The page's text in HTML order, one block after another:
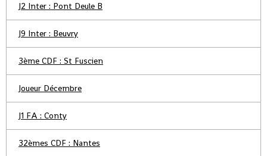
J2 Inter : Pont Deule B
J9 Inter : Beuvry
3ème CDF : St Fuscien
Joueur Décembre
J1 FA : Conty
32èmes CDF : Nantes